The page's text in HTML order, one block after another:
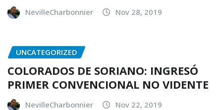
NevilleCharbonnier Nov 28, 2019
UNCATEGORIZED
COLORADOS DE SORIANO: INGRESÓ
PRIMER CONVENCIONAL NO VIDENTE
NevilleCharbonnier Nov 22, 2019